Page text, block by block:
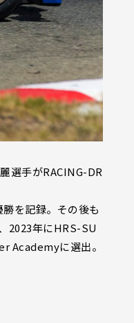
選手がRACING-DR
を記録。その後も
2023年にHRS-SU
Academyに選出。